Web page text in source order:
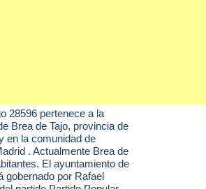
28596 pertenece a la
Brea de Tajo, provincia de
en la comunidad de
. Actualmente Brea de
El ayuntamiento de
gobernado por Rafael